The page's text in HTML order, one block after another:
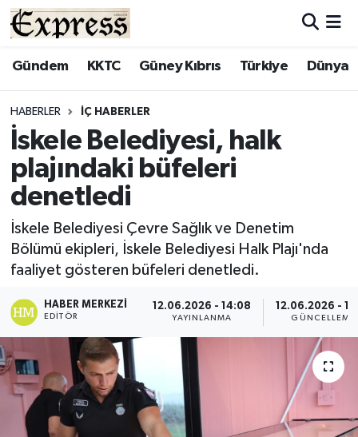
Gündem KKTC Güney Kıbrıs Türkiye Dünya
HABERLER İÇ HABERLER
İskele Belediyesi, halk
plajındaki büfeleri
denetledi
İskele Belediyesi Çevre Sağlık ve Denetim
Bölümü ekipleri, İskele Belediyesi Halk Plajı'nda
faaliyet gösteren büfeleri denetledi.
HABER MERKEZI
EDITÖR
12.06.2026 - 14:08
YAYINLANMA
12.06.2026 -
GÜNCELLEME
ALAYKÖY
BİLİM
ÇATALKÖY
DÜNYA
EĞİTİM
EKONOMİ
ENGLISH
ESENTEPE
GAZİMAĞUSA
Hava Durumu
Süper Lig Puan Durumu ve Fikstür
Tüm Manşetler
Son Dakika Haberleri
Haber Arşivi